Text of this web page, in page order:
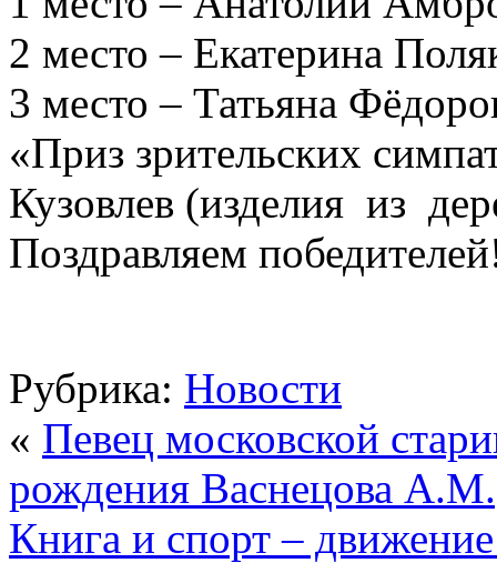
2 место – Екатерина
3 место – Татьяна
«Приз зрительских
Кузовлев (изделия из
Поздравляем
Рубрика: Новости
« Певец московской
рождения Васнецова
Книга и спорт –